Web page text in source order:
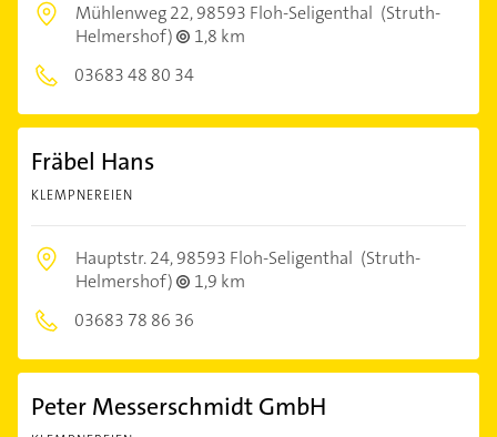
Mühlenweg 22,98593 Floh-Seligenthal (Struth-
Helmershof)
1,8 km
03683 48 80 34
Fräbel Hans
KLEMPNEREIEN
Hauptstr. 24,98593 Floh-Seligenthal (Struth-
Helmershof)
1,9 km
03683 78 86 36
Peter Messerschmidt GmbH